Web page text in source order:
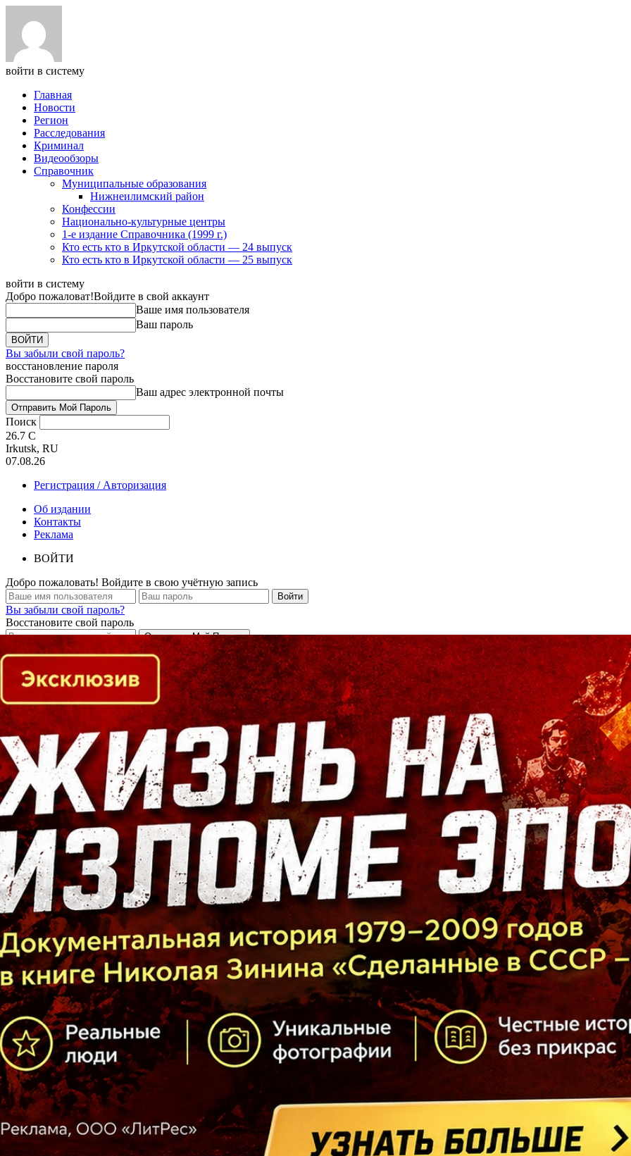
войти в систему
Главная
Новости
Регион
Расследования
Криминал
Видеообзоры
Справочник
Муниципальные образования
Нижнеилимский район
Конфессии
Национально-культурные центры
1-е издание Справочника (1999 г.)
Кто есть кто в Иркутской области — 24 выпуск
Кто есть кто в Иркутской области — 25 выпуск
войти в систему
Добро пожаловат!Войдите в свой аккаунт
Ваше имя пользователя
Ваш пароль
Вы забыли свой пароль?
восстановление пароля
Восстановите свой пароль
Ваш адрес электронной почты
Поиск
26.7 C
Irkutsk, RU
07.08.26
Регистрация / Авторизация
Об издании
Контакты
Реклама
ВОЙТИ
Добро пожаловать! Войдите в свою учётную запись
Вы забыли свой пароль?
Восстановите свой пароль
Кто есть кто в Байкальском регионе